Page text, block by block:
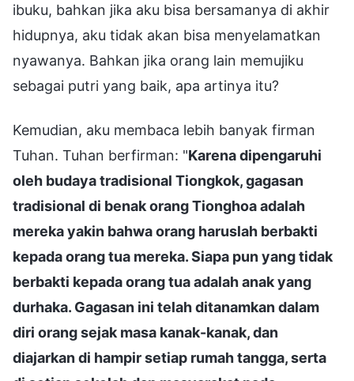
ibuku, bahkan jika aku bisa bersamanya di akhir
hidupnya, aku tidak akan bisa menyelamatkan
nyawanya. Bahkan jika orang lain memujiku
sebagai putri yang baik, apa artinya itu?
Kemudian, aku membaca lebih banyak firman
Tuhan. Tuhan berfirman: "Karena dipengaruhi
oleh budaya tradisional Tiongkok, gagasan
tradisional di benak orang Tionghoa adalah
mereka yakin bahwa orang haruslah berbakti
kepada orang tua mereka. Siapa pun yang tidak
berbakti kepada orang tua adalah anak yang
durhaka. Gagasan ini telah ditanamkan dalam
diri orang sejak masa kanak-kanak, dan
diajarkan di hampir setiap rumah tangga, serta